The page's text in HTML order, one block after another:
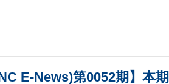
E-News)第0052期】本